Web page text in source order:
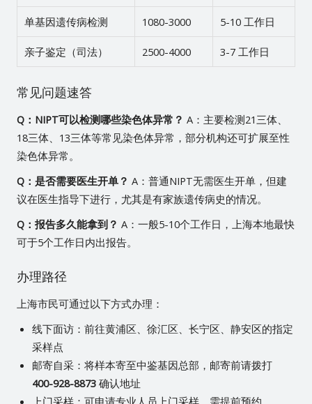
单基因遗传病检测 1080-3000 5-10 工作日
亲子鉴定（司法） 2500-4000 3-7 工作日
常见问题速答
Q：NIPT可以检测哪些染色体异常？ A：主要检测21三体、
18三体、13三体等常见染色体异常，部分机构还可扩展至性
染色体异常。
Q：是否需要医生开单？ A：普通NIPT无需医生开单，但建
议在医生指导下进行，尤其是有家族遗传病史的情况。
Q：报告多久能拿到？ A：一般5-10个工作日，上海本地最快
可于5个工作日内出报告。
办理路径
上海市民可通过以下方式办理：
线下面访：前往黄浦区、徐汇区、长宁区、静安区的指定
采样点
邮寄自采：将样本寄至中鉴基因总部，邮寄前请拨打
400-928-8873确认地址